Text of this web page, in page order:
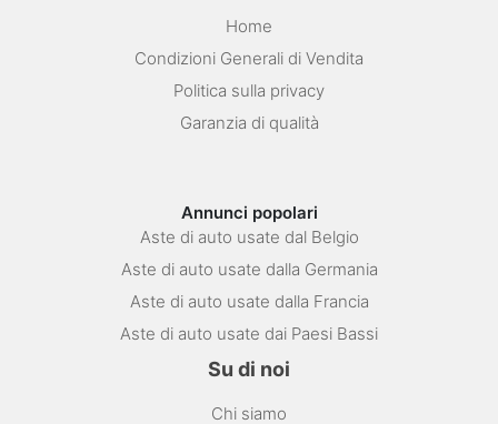
Home
Condizioni Generali di Vendita
Politica sulla privacy
Garanzia di qualità
Annunci popolari
Aste di auto usate dal Belgio
Aste di auto usate dalla Germania
Aste di auto usate dalla Francia
Aste di auto usate dai Paesi Bassi
Su di noi
Chi siamo